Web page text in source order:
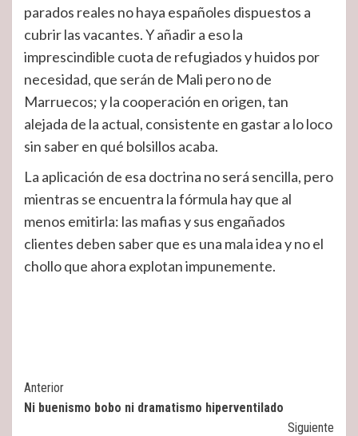
parados reales no haya españoles dispuestos a
cubrir las vacantes. Y añadir a eso la
imprescindible cuota de refugiados y huidos por
necesidad, que serán de Mali pero no de
Marruecos; y la cooperación en origen, tan
alejada de la actual, consistente en gastar a lo loco
sin saber en qué bolsillos acaba.
La aplicación de esa doctrina no será sencilla, pero
mientras se encuentra la fórmula hay que al
menos emitirla: las mafias y sus engañados
clientes deben saber que es una mala idea y no el
chollo que ahora explotan impunemente.
Post
Navigation
Anterior
Ni buenismo bobo ni dramatismo hiperventilado
Siguiente